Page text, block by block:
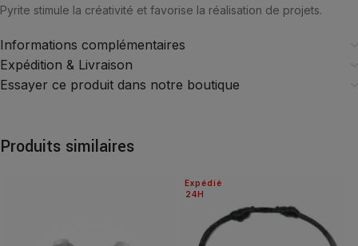
Pyrite stimule la créativité et favorise la réalisation de projets.
Informations complémentaires
Expédition & Livraison
Essayer ce produit dans notre boutique
Produits similaires
24H
Expédié